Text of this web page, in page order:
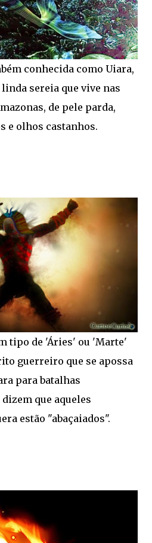
conhecida como Uiara,
sereia que vive nas
de pele parda,
e olhos castanhos.
tipo de 'Áries' ou 'Marte'
guerreiro que se apossa
para batalhas
que aqueles
estão "abaçaiados".